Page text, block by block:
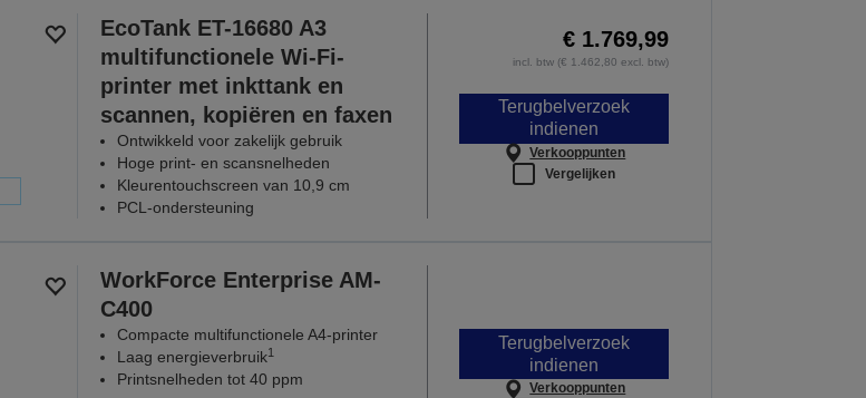
EcoTank ET-16680 A3
multifunctionele Wi-Fi-
printer met inkttank en
scannen, kopiëren en faxen
Ontwikkeld voor zakelijk gebruik
Hoge print- en scansnelheden
Kleurentouchscreen van 10,9 cm
PCL-ondersteuning
€ 1.769,99
incl. btw (€ 1.462,80 excl. btw)
Terugbelverzoek
indienen
Verkooppunten
Vergelijken
WorkForce Enterprise​ AM-
C400
Compacte multifunctionele A4-printer
Laag energieverbruik1
Printsnelheden tot 40 ppm
Terugbelverzoek
indienen
Verkooppunten